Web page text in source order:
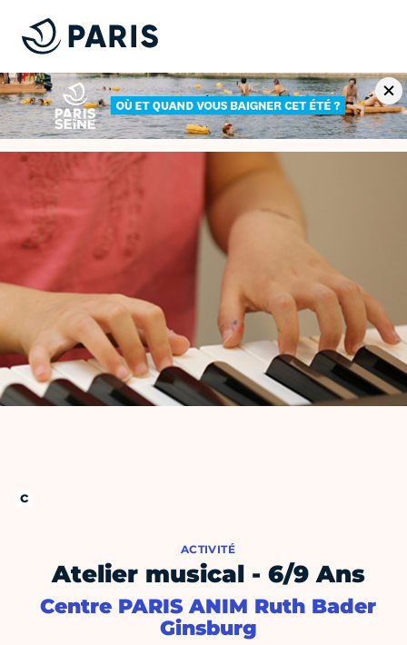
ACTIVITÉ
Atelier musical - 6/9 Ans
Centre PARIS ANIM Ruth Bader
Ginsburg